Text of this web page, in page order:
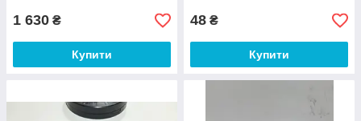
1 630 ₴
Купити
48 ₴
Купити